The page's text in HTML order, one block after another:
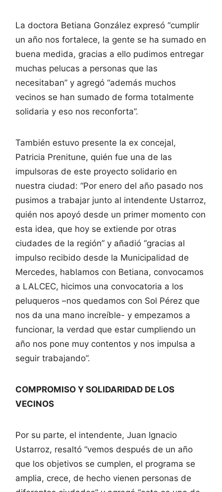
La doctora Betiana González expresó “cumplir
un año nos fortalece, la gente se ha sumado en
buena medida, gracias a ello pudimos entregar
muchas pelucas a personas que las
necesitaban” y agregó “además muchos
vecinos se han sumado de forma totalmente
solidaria y eso nos reconforta”.
También estuvo presente la ex concejal,
Patricia Prenitune, quién fue una de las
impulsoras de este proyecto solidario en
nuestra ciudad: “Por enero del año pasado nos
pusimos a trabajar junto al intendente Ustarroz,
quién nos apoyó desde un primer momento con
esta idea, que hoy se extiende por otras
ciudades de la región” y añadió “gracias al
impulso recibido desde la Municipalidad de
Mercedes, hablamos con Betiana, convocamos
a LALCEC, hicimos una convocatoria a los
peluqueros –nos quedamos con Sol Pérez que
nos da una mano increíble- y empezamos a
funcionar, la verdad que estar cumpliendo un
año nos pone muy contentos y nos impulsa a
seguir trabajando”.
COMPROMISO Y SOLIDARIDAD DE LOS
VECINOS
Por su parte, el intendente, Juan Ignacio
Ustarroz, resaltó “vemos después de un año
que los objetivos se cumplen, el programa se
amplia, crece, de hecho vienen personas de